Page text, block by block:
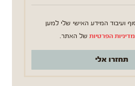
ועיבוד המידע האישי שלי למען
מדיניות הפרטיות של האתר.
תחזרו אלי